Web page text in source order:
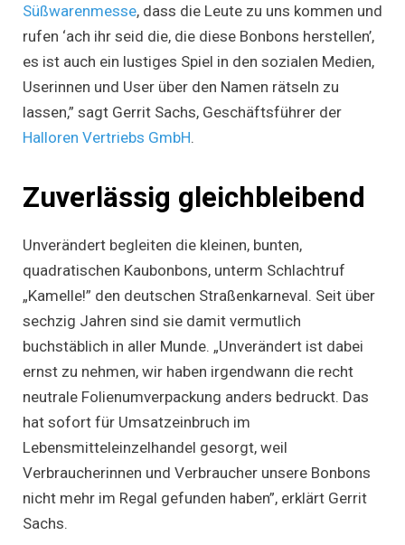
Süßwarenmesse, dass die Leute zu uns kommen und
rufen ‘ach ihr seid die, die diese Bonbons herstellen’,
es ist auch ein lustiges Spiel in den sozialen Medien,
Userinnen und User über den Namen rätseln zu
lassen,” sagt Gerrit Sachs, Geschäftsführer der
Halloren Vertriebs GmbH.
Zuverlässig gleichbleibend
Unverändert begleiten die kleinen, bunten,
quadratischen Kaubonbons, unterm Schlachtruf
„Kamelle!” den deutschen Straßenkarneval. Seit über
sechzig Jahren sind sie damit vermutlich
buchstäblich in aller Munde. „Unverändert ist dabei
ernst zu nehmen, wir haben irgendwann die recht
neutrale Folienumverpackung anders bedruckt. Das
hat sofort für Umsatzeinbruch im
Lebensmitteleinzelhandel gesorgt, weil
Verbraucherinnen und Verbraucher unsere Bonbons
nicht mehr im Regal gefunden haben”, erklärt Gerrit
Sachs.